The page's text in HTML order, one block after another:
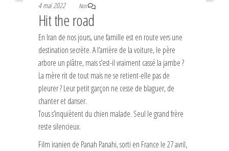
4 mai 2022
Non
Hit the road
En Iran de nos jours, une famille est en route vers une
destination secrète. A l’arrière de la voiture, le père
arbore un plâtre, mais s’est-il vraiment cassé la jambe ?
La mère rit de tout mais ne se retient-elle pas de
pleurer ? Leur petit garçon ne cesse de blaguer, de
chanter et danser.
Tous s’inquiètent du chien malade. Seul le grand frère
reste silencieux.
Film iranien de Panah Panahi, sorti en France le 27 avril,